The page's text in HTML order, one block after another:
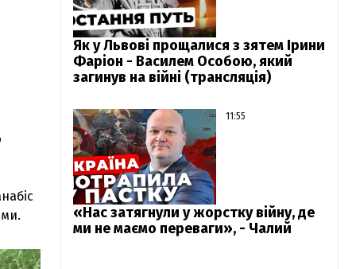
Як у Львові прощалися з зятем Ірини
Фаріон - Василем Особою, який
загинув на війні (трансляція)
11:55
«Нас затягнули у жорстку війну, де
ми не маємо переваги», - Чалий